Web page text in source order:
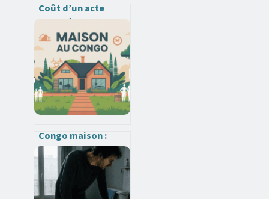
Coût d’un acte
notarié pour une
servitude : tarifs,
exemples et leviers
d’économie
Congo maison :
construire, acheter
ou rénover
sereinement au
congo